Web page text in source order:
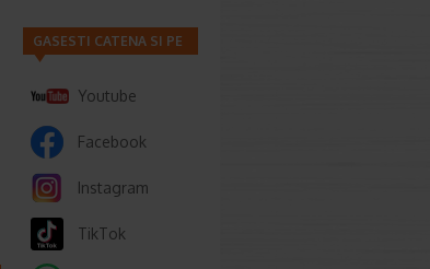
GASESTI CATENA SI PE
Youtube
Facebook
Instagram
TikTok